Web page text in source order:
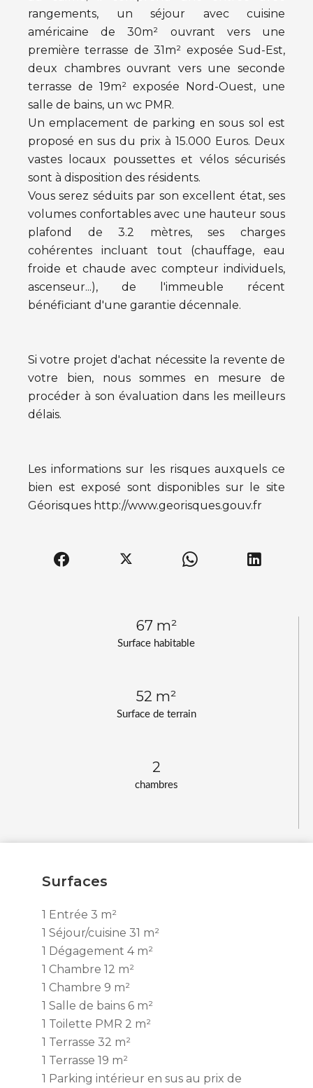
Surface habitable
67 m²
Surface de terrain
52 m²
chambres
2
rangements, un séjour avec cuisine
américaine de 30m² ouvrant vers une
première terrasse de 31m² exposée Sud-Est,
deux chambres ouvrant vers une seconde
terrasse de 19m² exposée Nord-Ouest, une
salle de bains, un wc PMR.
Un emplacement de parking en sous sol est
proposé en sus du prix à 15.000 Euros. Deux
vastes locaux poussettes et vélos sécurisés
sont à disposition des résidents.
Vous serez séduits par son excellent état, ses
volumes confortables avec une hauteur sous
plafond de 3.2 mètres, ses charges
cohérentes incluant tout (chauffage, eau
froide et chaude avec compteur individuels,
ascenseur...), de l'immeuble récent
bénéficiant d'une garantie décennale.
Si votre projet d'achat nécessite la revente de
votre bien, nous sommes en mesure de
procéder à son évaluation dans les meilleurs
délais.
Les informations sur les risques auxquels ce
bien est exposé sont disponibles sur le site
Géorisques http://www.georisques.gouv.fr
Surfaces
1 Entrée 3 m²
1 Séjour/cuisine 31 m²
1 Dégagement 4 m²
1 Chambre 12 m²
1 Chambre 9 m²
1 Salle de bains 6 m²
1 Toilette PMR 2 m²
1 Terrasse 32 m²
1 Terrasse 19 m²
1 Parking intérieur en sus au prix de